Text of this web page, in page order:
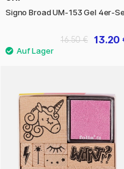
Signo Broad UM-153 Gel 4er-
13.20
16.50 €